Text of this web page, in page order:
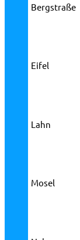
Bergstraße
Eifel
Lahn
Mosel